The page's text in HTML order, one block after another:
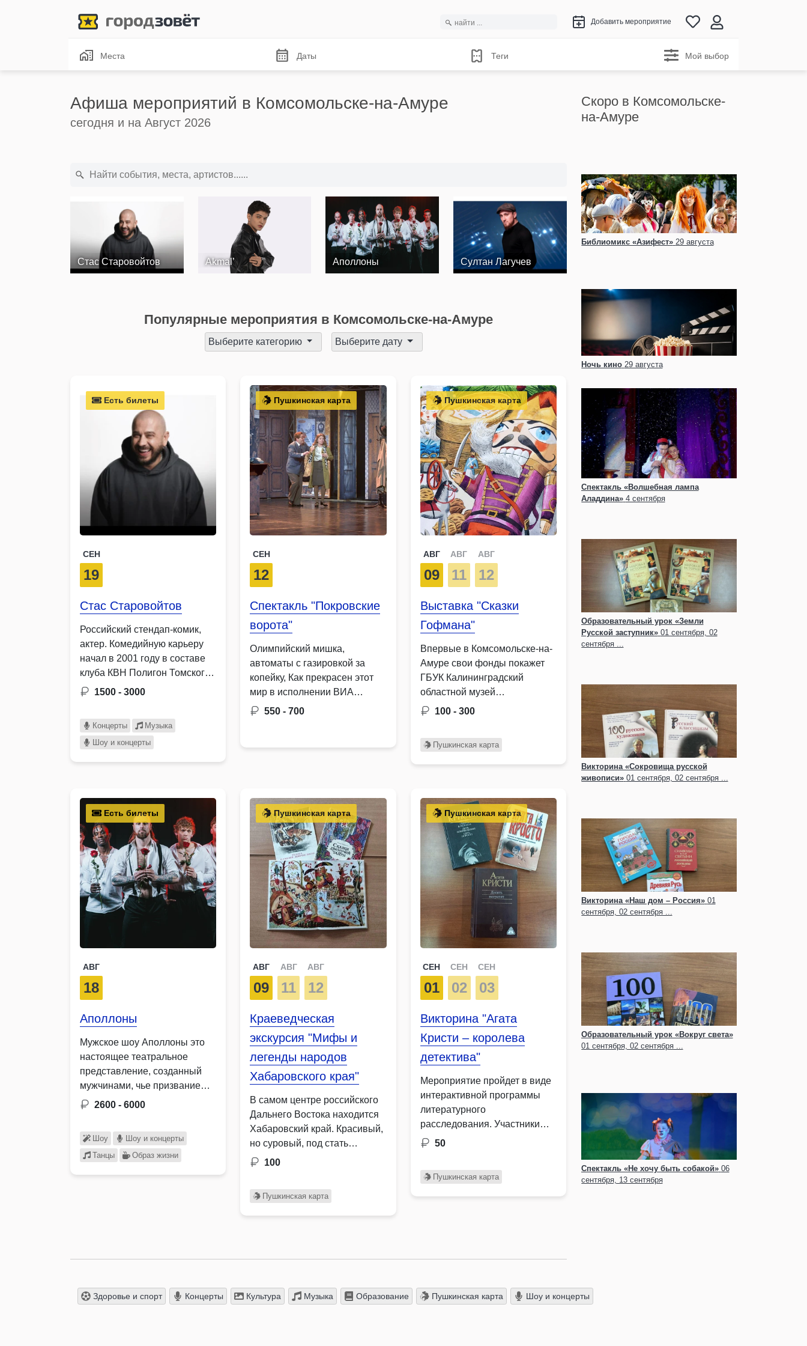
Добавить мероприятие
Места Даты Теги Мой выбор
Афиша мероприятий в Комсомольске-на-Амуре
сегодня и на Август 2026
Стас Старовойтов Akmal’ Аполлоны Султан Лагучев
Популярные мероприятия в Комсомольске-на-Амуре
Выберите категорию Выберите дату
Есть билеты
СЕН
19
Стас Старовойтов
Российский стендап-комик,
актер. Комедийную карьеру
начал в 2001 году в составе
клуба КВН Полигон Томского
… 1500 - 3000
Концерты
Музыка
Шоу и концерты
Пушкинская карта
СЕН
12
Спектакль "Покровские
ворота"
Олимпийский мишка,
автоматы с газировкой за
копейку, Как прекрасен этот
мир в исполнении ВИА
Веселые …
550 - 700
Пушкинская карта
АВГ
09
АВГ
11
АВГ
12
Выставка "Сказки
Гофмана"
Впервые в Комсомольске-на-
Амуре свои фонды покажет
ГБУК Калининградский
областной музей
изобразительных искусств. В
100 - 300
Пушкинская карта
Есть билеты
АВГ
18
Аполлоны
Мужское шоу Аполлоны это
настоящее театральное
представление, созданный
мужчинами, чье призвание
воплощать красоту в танце, …
2600 - 6000
Шоу
Шоу и концерты
Танцы
Образ жизни
Пушкинская карта
АВГ
09
АВГ
11
АВГ
12
Краеведческая
экскурсия "Мифы и
легенды народов
Хабаровского края"
В самом центре российского
Дальнего Востока находится
Хабаровский край. Красивый,
но суровый, под стать
натурам …
100
Пушкинская карта
Пушкинская карта
СЕН
01
СЕН
02
СЕН
03
Викторина "Агата
Кристи – королева
детектива"
Мероприятие пройдет в виде
интерактивной программы
литературного
расследования. Участники
смогут примерить на себя
50
Пушкинская карта
Скоро в Комсомольске-
на-Амуре
Библиомикс «Азифест» 29 августа
Ночь кино 29 августа
Спектакль «Волшебная лампа
Аладдина» 4 сентября
Образовательный урок «Земли
Русской заступник» 01 сентября, 02
сентября ...
Викторина «Сокровища русской
живописи» 01 сентября, 02 сентября ...
Викторина «Наш дом – Россия» 01
сентября, 02 сентября ...
Образовательный урок «Вокруг света»
01 сентября, 02 сентября ...
Спектакль «Не хочу быть собакой» 06
сентября, 13 сентября
Здоровье и спорт Концерты Культура Музыка Образование Пушкинская карта Шоу и концерты